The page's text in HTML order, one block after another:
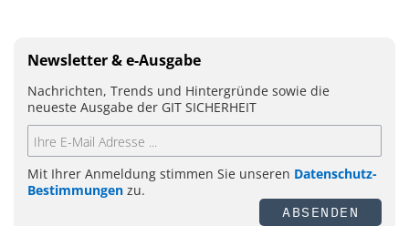
Newsletter & e-Ausgabe
Nachrichten, Trends und Hintergründe sowie die
neueste Ausgabe der GIT SICHERHEIT
Mit Ihrer Anmeldung stimmen Sie unseren Datenschutz-
Bestimmungen zu.
ABSENDEN